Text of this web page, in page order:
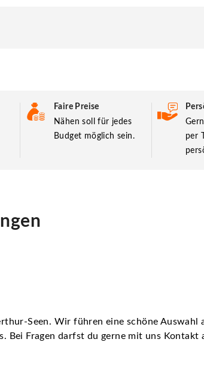
Faire Preise
Nähen soll für jedes
Budget möglich sein.
per
Seen. Wir führen eine schöne Auswahl
Bei Fragen darfst du gerne mit uns Kontakt